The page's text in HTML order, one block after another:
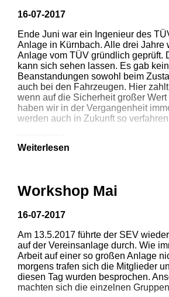
Metzgerei Huber,
Bäckerei Leser,
Bäckerei
Bad
Otterswang
Biberach
Dürmentingen
Aulendorf
Aral Tankstelle
16-07-2017
Ende Juni war ein Ingenieur des
Anlage in Kürnbach. Alle drei Jahre
Anlage vom TÜV gründlich geprüft.
kann sich sehen lassen. Es gab
Beanstandungen sowohl beim
auch bei den Fahrzeugen. Hier
wenn auf die Sicherheit großer
haben wir in der Vergangenheit
werden auch in Zukunft so
Weiterlesen
Workshop Mai
16-07-2017
Am 13.5.2017 führte der SEV
auf der Vereinsanlage durch. Wie
Arbeit auf einer so großen Anlage
morgens trafen sich die Mitglieder
diesen Tag wurden besprochen.
machten sich die einzelnen